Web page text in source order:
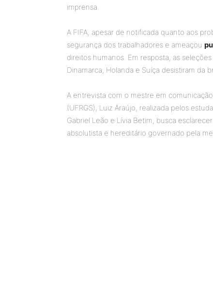
imprensa.
A FIFA, apesar de notificada quanto aos
segurança dos trabalhadores e ameaçou
direitos humanos. Em resposta, as
Dinamarca, Holanda e Suíça desistiram da
A entrevista com o mestre em
(UFRGS), Luiz Araújo, realizada pelos
Gabriel Leão e Lívia Betim, busca
absolutista e hereditário governado pela